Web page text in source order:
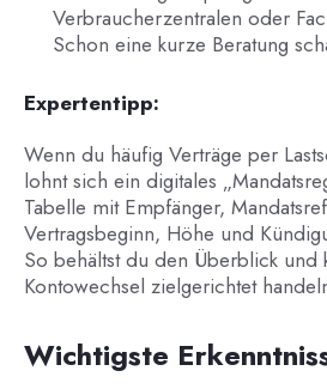
Verbraucherzentralen oder
Schon eine kurze Beratung
Expertentipp:
Wenn du häufig Verträge per
lohnt sich ein digitales
Tabelle mit Empfänger,
Vertragsbeginn, Höhe und
So behältst du den Überblick und
Kontowechsel zielgerichtet
Wichtigste